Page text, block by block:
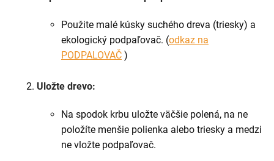
Použite malé kúsky suchého dreva (triesky) a
ekologický podpaľovač. (odkaz na
PODPALOVAČ )
Uložte drevo:
Na spodok krbu uložte väčšie polená, na ne
položíte menšie polienka alebo triesky a medzi
ne vložte podpaľovač.